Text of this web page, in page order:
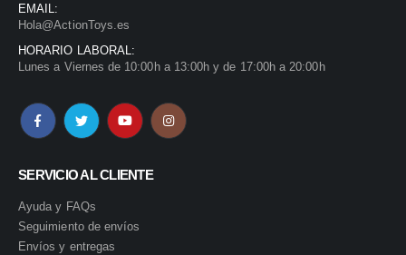
EMAIL:
Hola@ActionToys.es
HORARIO LABORAL:
Lunes a Viernes de 10:00h a 13:00h y de 17:00h a 20:00h
SERVICIO AL CLIENTE
Ayuda y FAQs
Seguimiento de envíos
Envíos y entregas